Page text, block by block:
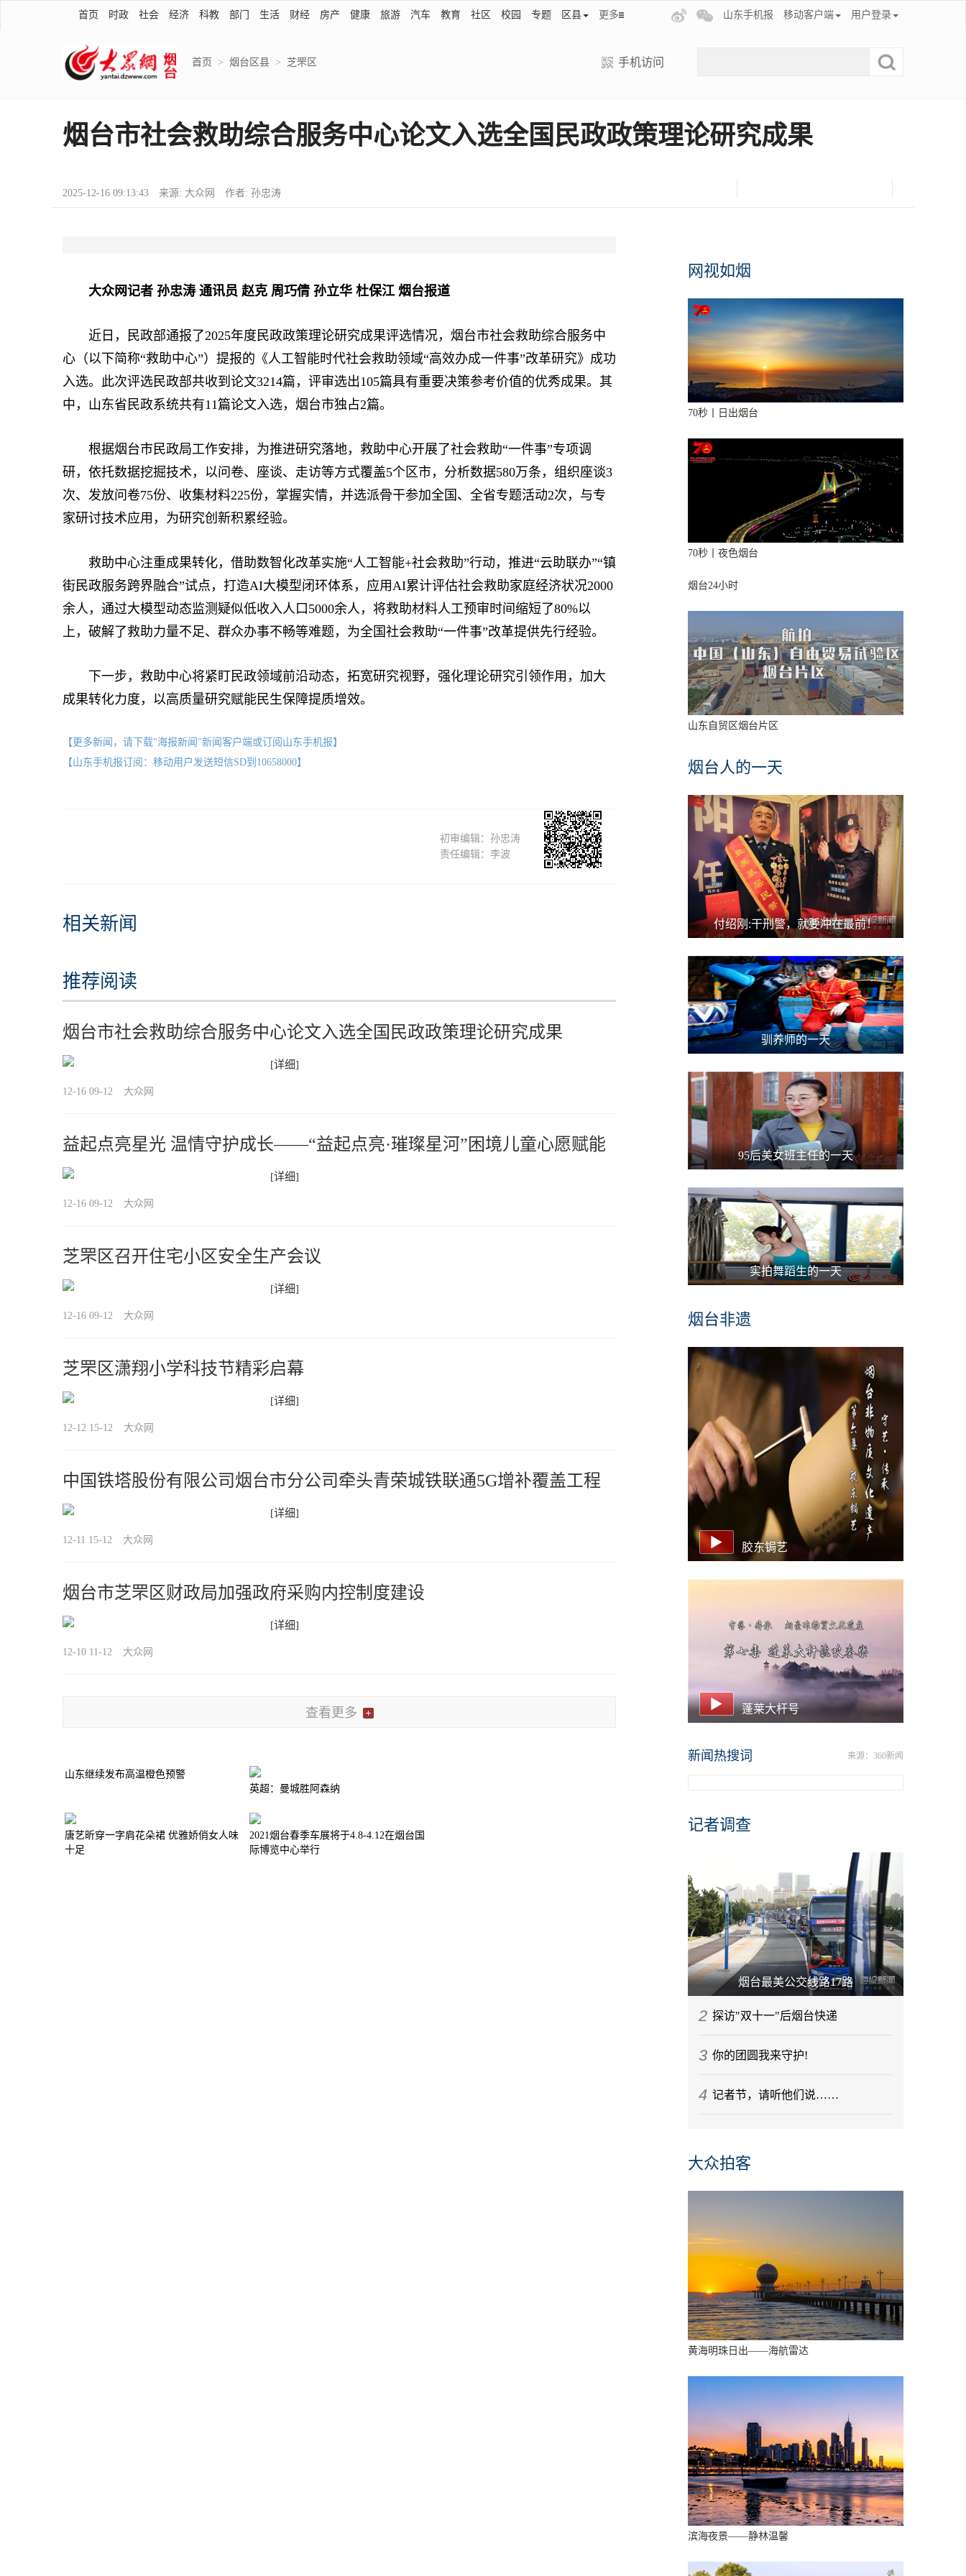
首页 时政 社会 经济 科教 部门 生活 财经 房产 健康 旅游 汽车 教育 社区 校园 专题 区县 更多 山东手机报 移动客户端 用户登录
首页 > 烟台区县 > 芝罘区 手机访问
烟台市社会救助综合服务中心论文入选全国民政政策理论研究成果
2025-12-16 09:13:43 来源: 大众网 作者: 孙忠涛
大众网记者 孙忠涛 通讯员 赵克 周巧倩 孙立华 杜保江 烟台报道
近日，民政部通报了2025年度民政政策理论研究成果评选情况，烟台市社会救助综合服务中
心（以下简称“救助中心”）提报的《人工智能时代社会救助领域“高效办成一件事”改革研究》成功
入选。此次评选民政部共收到论文3214篇，评审选出105篇具有重要决策参考价值的优秀成果。其
中，山东省民政系统共有11篇论文入选，烟台市独占2篇。
根据烟台市民政局工作安排，为推进研究落地，救助中心开展了社会救助“一件事”专项调
研，依托数据挖掘技术，以问卷、座谈、走访等方式覆盖5个区市，分析数据580万条，组织座谈3
次、发放问卷75份、收集材料225份，掌握实情，并选派骨干参加全国、全省专题活动2次，与专
家研讨技术应用，为研究创新积累经验。
救助中心注重成果转化，借助数智化改革实施“人工智能+社会救助”行动，推进“云助联办”“镇
街民政服务跨界融合”试点，打造AI大模型闭环体系，应用AI累计评估社会救助家庭经济状况2000
余人，通过大模型动态监测疑似低收入人口5000余人，将救助材料人工预审时间缩短了80%以
上，破解了救助力量不足、群众办事不畅等难题，为全国社会救助“一件事”改革提供先行经验。
下一步，救助中心将紧盯民政领域前沿动态，拓宽研究视野，强化理论研究引领作用，加大
成果转化力度，以高质量研究赋能民生保障提质增效。
【更多新闻，请下载"海报新闻"新闻客户端或订阅山东手机报】
【山东手机报订阅：移动用户发送短信SD到10658000】
初审编辑：孙忠涛
责任编辑：李波
相关新闻
推荐阅读
烟台市社会救助综合服务中心论文入选全国民政政策理论研究成果
[详细]
12-16 09-12 大众网
益起点亮星光 温情守护成长——“益起点亮·璀璨星河”困境儿童心愿赋能
计划活动成功举行
[详细]
12-16 09-12 大众网
芝罘区召开住宅小区安全生产会议
[详细]
12-16 09-12 大众网
芝罘区潇翔小学科技节精彩启幕
[详细]
12-12 15-12 大众网
中国铁塔股份有限公司烟台市分公司牵头青荣城铁联通5G增补覆盖工程
顺利竣工
[详细]
12-11 15-12 大众网
烟台市芝罘区财政局加强政府采购内控制度建设
[详细]
12-10 11-12 大众网
查看更多
山东继续发布高温橙色预警
英超：曼城胜阿森纳
唐艺昕穿一字肩花朵裙 优雅娇俏女人味
十足
2021烟台春季车展将于4.8-4.12在烟台国
际博览中心举行
网视如烟
70秒丨日出烟台
70秒丨夜色烟台
烟台24小时
山东自贸区烟台片区
烟台人的一天
付绍刚:干刑警，就要冲在最前！
驯养师的一天
95后美女班主任的一天
实拍舞蹈生的一天
烟台非遗
胶东锔艺
蓬莱大杆号
新闻热搜词 来源：360新闻
记者调查
烟台最美公交线路17路
2 探访"双十一"后烟台快递
3 你的团圆我来守护!
4 记者节，请听他们说……
大众拍客
黄海明珠日出——海航雷达
滨海夜景——静林温馨